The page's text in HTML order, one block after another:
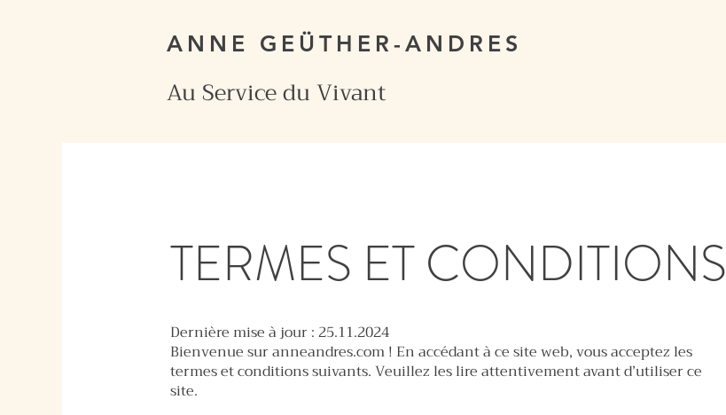
Au Service du Vivant
ANNE GEÜTHER-ANDRES
TERMES ET CONDITIONS
Dernière mise à jour : 25.11.2024
Bienvenue sur anneandres.com ! En accédant à ce site web, vous acceptez les
termes et conditions suivants. Veuillez les lire attentivement avant d’utiliser ce
site.